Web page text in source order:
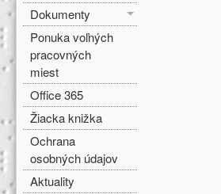
Dokumenty
Ponuka voľných
pracovných
miest
Office 365
Žiacka knižka
Ochrana
osobných údajov
Aktuality